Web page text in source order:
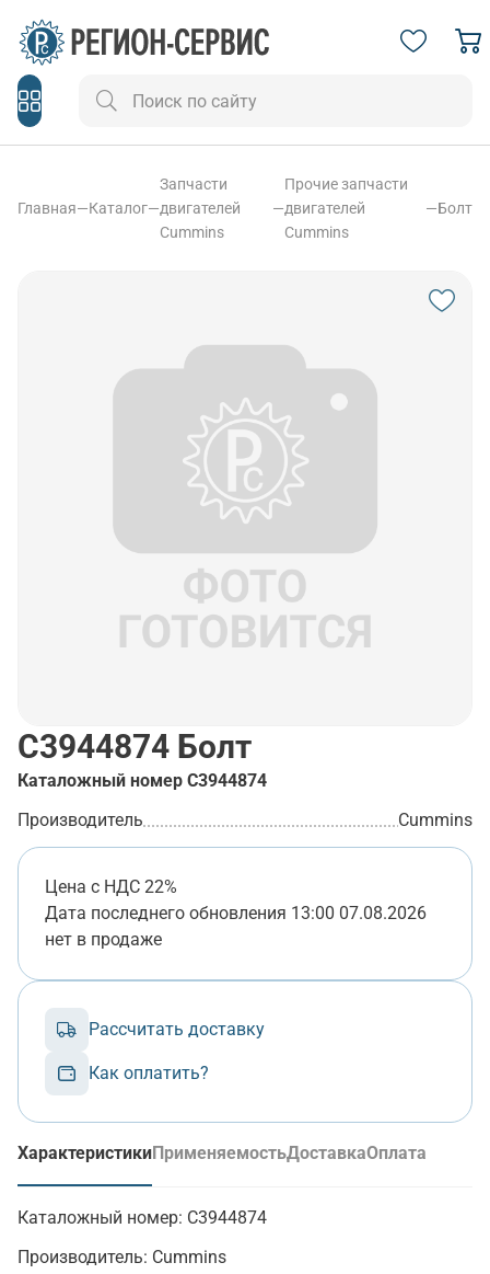
Главная—Каталог—
Запчасти
двигателей
Cummins
—
Прочие запчасти
двигателей
Cummins
—Болт
C3944874 Болт
Каталожный номер C3944874
Производитель
Cummins
Цена с НДС 22%
Дата последнего обновления 13:00 07.08.2026
нет в продаже
Рассчитать доставку
Как оплатить?
Характеристики
(активная вкладка)
ПрименяемостьДоставкаОплата
Каталожный номер: C3944874
Производитель: Cummins